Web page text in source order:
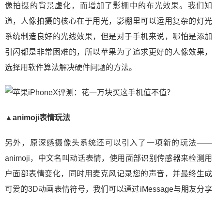
像拍摄的背景虚化，而增加了影棚中的布光效果。我们知
道，人像拍摄的核心在于用光，影棚里可以运用复杂的灯光
系统制造良好的光线效果，但是对于手机来说，哪怕是添加
引闪都是非常困难的，所以苹果为了追求更好的人像效果，
选择用软件算法解决硬件问题的方法。
▲animoji表情玩法
另外，原深感摄像头系统还可以引入了一项新的玩法——
animoji，中文名叫动话表情，使用面部识别传感器来检测用
户面部表情变化，同时用麦克风记录您的声音，并最终生成
可爱的3D动画表情符号，我们可以通过iMessage与朋友分享